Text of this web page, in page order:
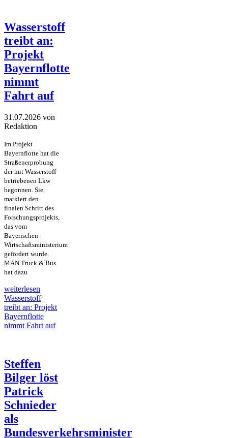
Wasserstoff
treibt an:
Projekt
Bayernflotte
nimmt
Fahrt auf
31.07.2026 von
Redaktion
Im Projekt
Bayernflotte hat die
Straßenerprobung
der mit Wasserstoff
betriebenen Lkw
begonnen. Sie
markiert den
finalen Schritt des
Forschungsprojekts,
das vom
Bayerischen
Wirtschaftsministerium
gefördert wurde.
MAN Truck & Bus
hat dazu
weiterlesen
Wasserstoff
treibt an: Projekt
Bayernflotte
nimmt Fahrt auf
Steffen
Bilger löst
Patrick
Schnieder
als
Bundesverkehrsminister